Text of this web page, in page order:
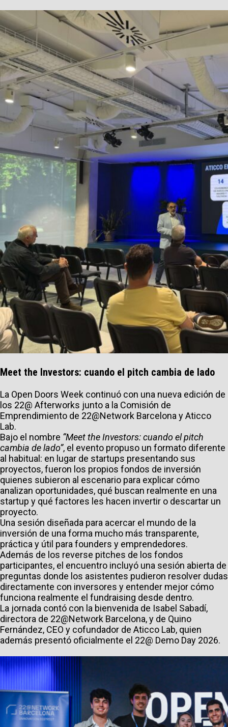
Meet the Investors: cuando el pitch cambia de lado
La Open Doors Week continuó con una nueva edición de
los 22@ Afterworks junto a la Comisión de
Emprendimiento de 22@Network Barcelona y Aticco
Lab.
Bajo el nombre “Meet the Investors: cuando el pitch
cambia de lado”, el evento propuso un formato diferente
al habitual: en lugar de startups presentando sus
proyectos, fueron los propios fondos de inversión
quienes subieron al escenario para explicar cómo
analizan oportunidades, qué buscan realmente en una
startup y qué factores les hacen invertir o descartar un
proyecto.
Una sesión diseñada para acercar el mundo de la
inversión de una forma mucho más transparente,
práctica y útil para founders y emprendedores.
Además de los reverse pitches de los fondos
participantes, el encuentro incluyó una sesión abierta de
preguntas donde los asistentes pudieron resolver dudas
directamente con inversores y entender mejor cómo
funciona realmente el fundraising desde dentro.
La jornada contó con la bienvenida de Isabel Sabadí,
directora de 22@Network Barcelona, y de Quino
Fernández, CEO y cofundador de Aticco Lab, quien
además presentó oficialmente el 22@ Demo Day 2026.